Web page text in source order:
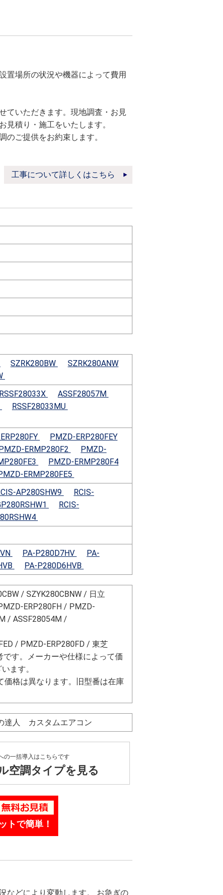
置場所の状況や機器によって費用
ていただきます。現地調査・お見
積り・施工をいたします。
ご提供をお約束します。
工事について詳しくはこちら
SZRK280BW
SZRK280ANW
ASSF28057M
RSSF28033MU
PMZD-ERP280FEY
ERMP280F2
PMZD-
PMZD-ERMP280F4
ERMP280FE5
AP280SHW9
RCIS-
RCIS-
PA-P280D7HV
PA-
PA-P280D6HVB
/ SZYK280CBNW / 日立
ERP280FH / PMZD-
/ ASSF28054M /
/ PMZD-ERP280FD / 東芝
す。メーカーや仕様によって価
ます。
価格は異なります。旧型番は在庫
達人 カスタムエアコン
の一括導入はこちらです
空調タイプを見る
トで簡単！
などにより変動します。 お急ぎの